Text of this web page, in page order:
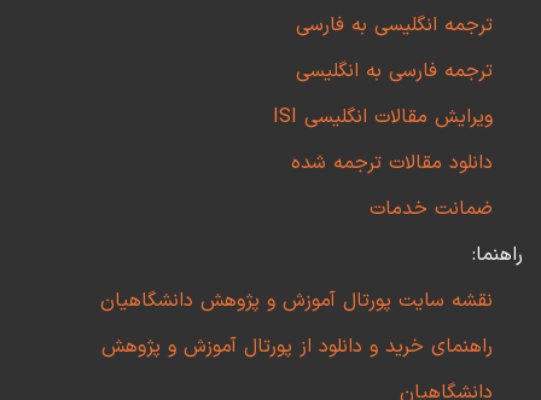
ترجمه انگلیسی به فارسی
ترجمه فارسی به انگلیسی
ویرایش مقالات انگلیسی ISI
دانلود مقالات ترجمه شده
ضمانت خدمات
راهنما:
نقشه سایت پورتال آموزش و پژوهش دانشگاهیان
راهنمای خرید و دانلود از پورتال آموزش و پژوهش
دانشگاهیان